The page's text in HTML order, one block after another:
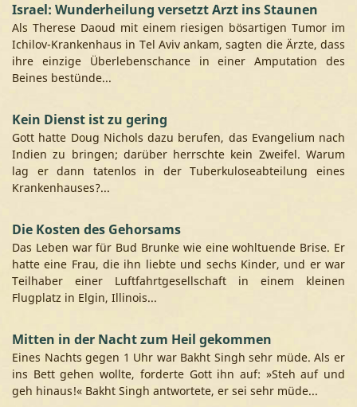
Israel: Wunderheilung versetzt Arzt ins Staunen
Als Therese Daoud mit einem riesigen bösartigen Tumor im
Ichilov-Krankenhaus in Tel Aviv ankam, sagten die Ärzte, dass
ihre einzige Überlebenschance in einer Amputation des
Beines bestünde...
Kein Dienst ist zu gering
Gott hatte Doug Nichols dazu berufen, das Evangelium nach
Indien zu bringen; darüber herrschte kein Zweifel. Warum
lag er dann tatenlos in der Tuberkuloseabteilung eines
Krankenhauses?...
Die Kosten des Gehorsams
Das Leben war für Bud Brunke wie eine wohltuende Brise. Er
hatte eine Frau, die ihn liebte und sechs Kinder, und er war
Teilhaber einer Luftfahrtgesellschaft in einem kleinen
Flugplatz in Elgin, Illinois...
Mitten in der Nacht zum Heil gekommen
Eines Nachts gegen 1 Uhr war Bakht Singh sehr müde. Als er
ins Bett gehen wollte, forderte Gott ihn auf: »Steh auf und
geh hinaus!« Bakht Singh antwortete, er sei sehr müde...